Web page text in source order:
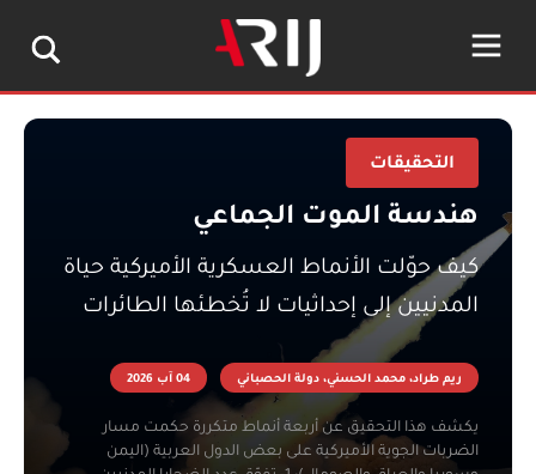
التحقيقات
يكشف هذا التحقيق عن أربعة أنماط متكررة حكمت مسار
الضربات الجوية الأميركية على بعض الدول العربية (اليمن
ريم طراد، محمد الحسني، دولة الحصباني 04 آب 2026
كيف حوّلت الأنماط العسكرية الأميركية حياة
المدنيين إلى إحداثيات لا تُخطئها الطائرات
هندسة الموت الجماعي